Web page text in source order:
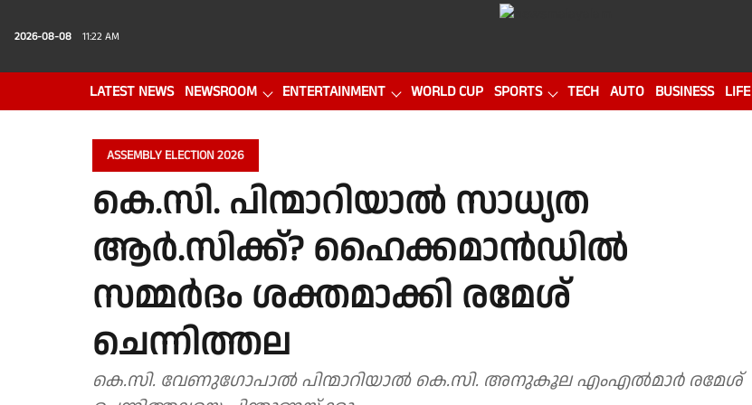
2026-08-08 11:22 AM
LATEST NEWS NEWSROOM ENTERTAINMENT WORLD CUP SPORTS TECH AUTO BUSINESS LIFE
ASSEMBLY ELECTION 2026
കെ.സി. പിന്മാറിയാല്‍ സാധ്യത
ആര്‍.സിക്ക്? ഹൈക്കമാന്‍ഡില്‍
സമ്മര്‍ദം ശക്തമാക്കി രമേശ്
ചെന്നിത്തല
കെ.സി. വേണുഗോപാൽ പിന്മാറിയാൽ കെ.സി. അനുകൂല എംഎൽമാർ രമേശ്